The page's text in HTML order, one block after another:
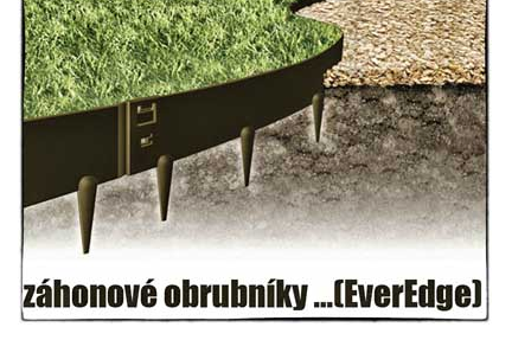
Kříž u silnice východně od Mikulášovic
Meyerův kříž východně od Mikulášovic
Kříž u rozcestí k větrnému mlýnu Světlík v
Horním Podluží
Kříž u domu čp. 1016 v Mikulášovicích
Herltův kříž u Mikova v Mikulášovicích
Kříž u Borských u domu čp. 859 v
Mikulášovicích
Kříž Ließnerových naproti Mikovu v